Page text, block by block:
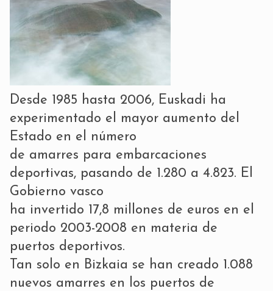
Desde 1985 hasta 2006, Euskadi ha
experimentado el mayor aumento del
Estado en el número
de amarres para embarcaciones
deportivas, pasando de 1.280 a 4.823. El
Gobierno vasco
ha invertido 17,8 millones de euros en el
periodo 2003-2008 en materia de
puertos deportivos.
Tan solo en Bizkaia se han creado 1.088
nuevos amarres en los puertos de